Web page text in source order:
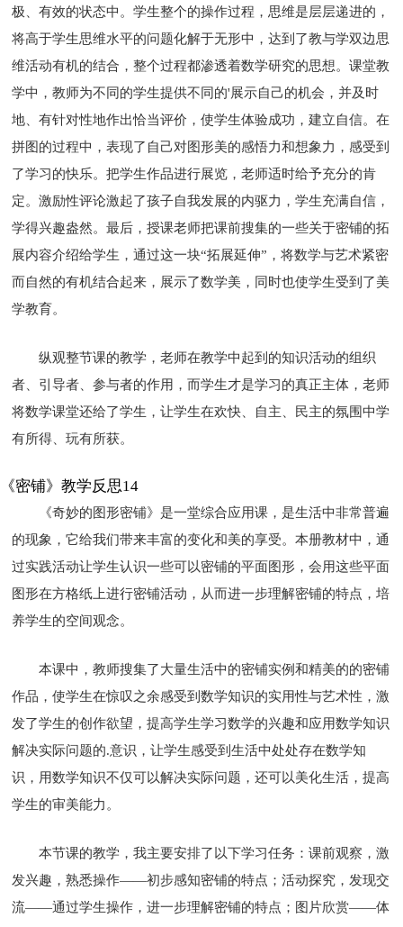
极、有效的状态中。学生整个的操作过程，思维是层层递进的，
将高于学生思维水平的问题化解于无形中，达到了教与学双边思
维活动有机的结合，整个过程都渗透着数学研究的思想。课堂教
学中，教师为不同的学生提供不同的'展示自己的机会，并及时
地、有针对性地作出恰当评价，使学生体验成功，建立自信。在
拼图的过程中，表现了自己对图形美的感悟力和想象力，感受到
了学习的快乐。把学生作品进行展览，老师适时给予充分的肯
定。激励性评论激起了孩子自我发展的内驱力，学生充满自信，
学得兴趣盎然。最后，授课老师把课前搜集的一些关于密铺的拓
展内容介绍给学生，通过这一块“拓展延伸”，将数学与艺术紧密
而自然的有机结合起来，展示了数学美，同时也使学生受到了美
学教育。
纵观整节课的教学，老师在教学中起到的知识活动的组织
者、引导者、参与者的作用，而学生才是学习的真正主体，老师
将数学课堂还给了学生，让学生在欢快、自主、民主的氛围中学
有所得、玩有所获。
《密铺》教学反思14
《奇妙的图形密铺》是一堂综合应用课，是生活中非常普遍
的现象，它给我们带来丰富的变化和美的享受。本册教材中，通
过实践活动让学生认识一些可以密铺的平面图形，会用这些平面
图形在方格纸上进行密铺活动，从而进一步理解密铺的特点，培
养学生的空间观念。
本课中，教师搜集了大量生活中的密铺实例和精美的的密铺
作品，使学生在惊叹之余感受到数学知识的实用性与艺术性，激
发了学生的创作欲望，提高学生学习数学的兴趣和应用数学知识
解决实际问题的.意识，让学生感受到生活中处处存在数学知
识，用数学知识不仅可以解决实际问题，还可以美化生活，提高
学生的审美能力。
本节课的教学，我主要安排了以下学习任务：课前观察，激
发兴趣，熟悉操作——初步感知密铺的特点；活动探究，发现交
流——通过学生操作，进一步理解密铺的特点；图片欣赏——体